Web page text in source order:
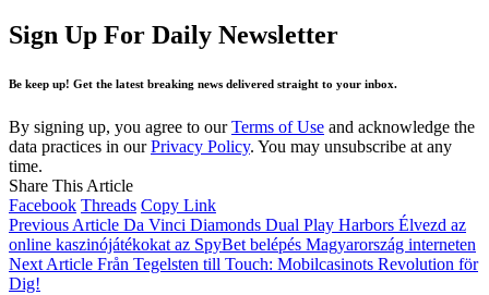
Sign Up For Daily Newsletter
Be keep up! Get the latest breaking news delivered straight to your inbox.
By signing up, you agree to ourTerms of Use and acknowledge the
data practices in ourPrivacy Policy. You may unsubscribe at any
time.
Share This Article
Facebook Threads Copy Link
Previous Article Da Vinci Diamonds Dual Play Harbors Élvezd az
online kaszinójátékokat az SpyBet belépés Magyarország interneten
Next Article Från Tegelsten till Touch: Mobilcasinots Revolution för
Dig!